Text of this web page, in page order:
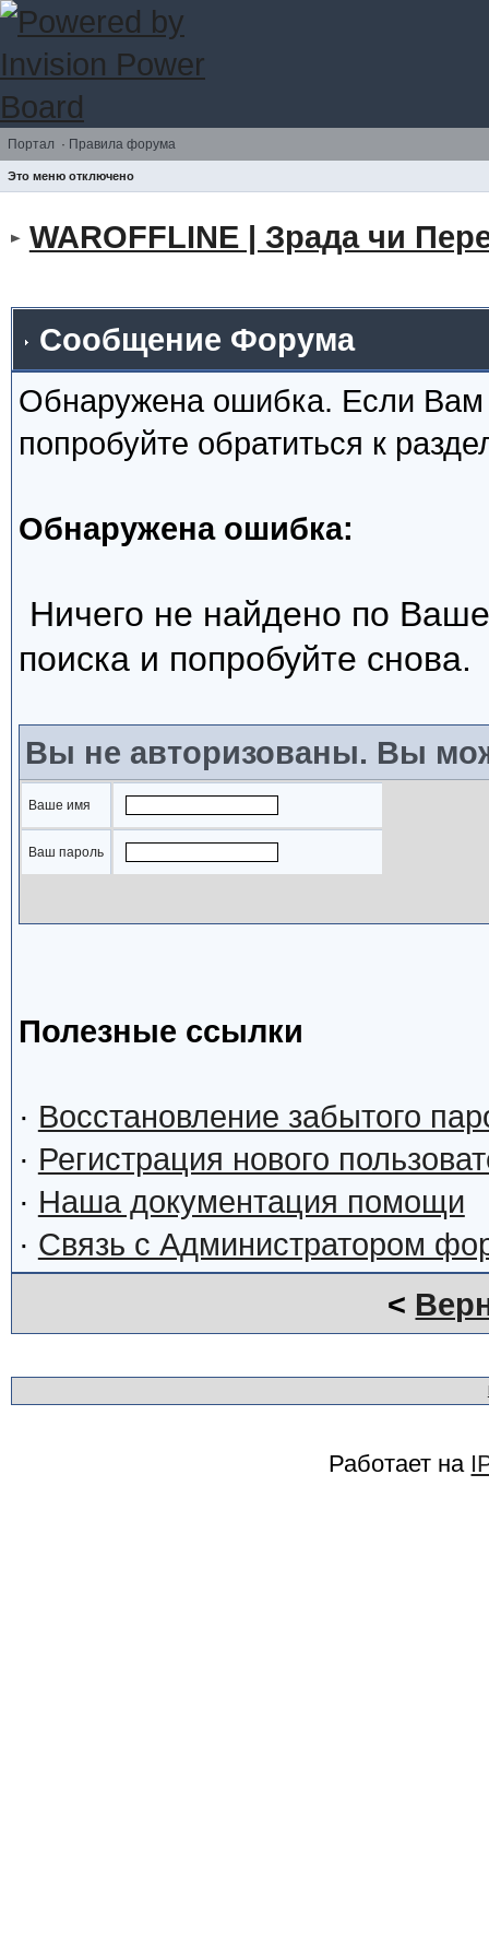
Портал · Правила форума
Это меню отключено
WAROFFLINE | Зрада чи
Сообщение Форума
Обнаружена ошибка. Если
попробуйте обратиться к
Обнаружена ошибка:
Ничего не найдено по
поиска и попробуйте снова.
Вы не авторизованы. Вы
Ваше имя
Ваш пароль
Полезные ссылки
· Восстановление забытого
· Регистрация нового
· Наша документация помощи
· Связь с Администратором
<
Работает на